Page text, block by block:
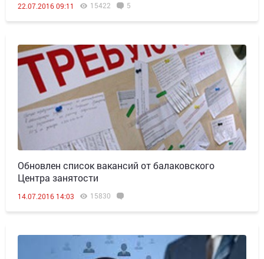
22.07.2016 09:11 15422 5
Обновлен список вакансий от балаковского
Центра занятости
14.07.2016 14:03 15830